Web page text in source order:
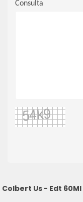
Consulta
Colbert Us - Edt 60Ml